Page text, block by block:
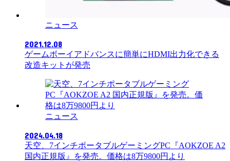
ニュース
2021.12.08
ゲームボーイアドバンスに簡単にHDMI出力化できる
改造キットが発売
ニュース
2024.04.18
天空、7インチポータブルゲーミングPC『AOKZOE A2
国内正規版』を発売。価格は8万9800円より